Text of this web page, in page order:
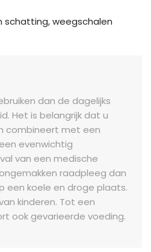
schatting, weegschalen
dan de dagelijks
Het is belangrijk dat u
combineert met een
evenwichtig
van een medische
raadpleeg dan
een koele en droge plaats.
kinderen. Tot een
ook gevarieerde voeding.